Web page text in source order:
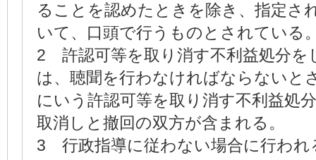
ることを認めたときを除き、指定さ
いて、口頭で行うものとされている
2 許認可等を取り消す不利益処分を
は、聴聞を行わなければならないと
にいう許認可等を取り消す不利益処
取消しと撤回の双方が含まれる。
3 行政指導に従わない場合に行われ